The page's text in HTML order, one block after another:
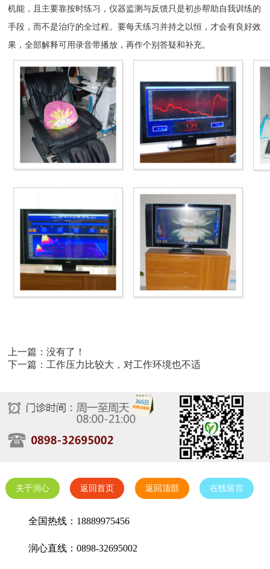
机能，且主要靠按时练习，仪器监测与反馈只是初步帮助自我训练的
手段，而不是治疗的全过程。要每天练习并持之以恒，才会有良好效
果，全部解释可用录音带播放，再作个别答疑和补充。
上一篇：没有了！
下一篇： 工作压力比较大，对工作环境也不适
关于润心 返回首页 返回顶部 在线留言
全国热线：18889975456
润心直线：0898-32695002